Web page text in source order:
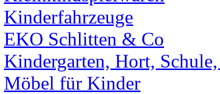
Kinderfahrzeuge
EKO Schlitten & Co
Kindergarten, Hort,
Möbel für Kinder